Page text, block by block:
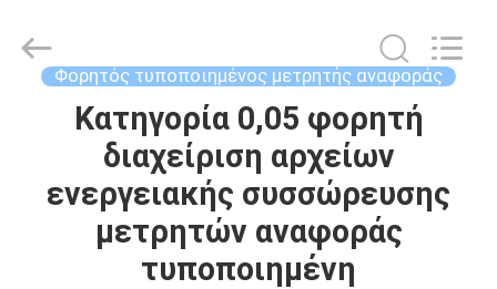
ΣΠΊΤΙ
ΠΡΟΪΌΝΤΑ
ΠΕΡΊΠΟΥ
Enterprises
Φορητός τυποποιημένος μετρητής αναφοράς
Κατηγορία 0,05 φορητή
διαχείριση αρχείων
ενεργειακής συσσώρευσης
μετρητών αναφοράς
τυποποιημένη